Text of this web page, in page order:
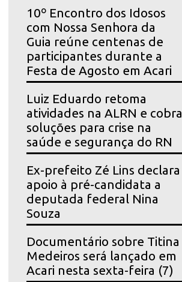
10º Encontro dos Idosos
com Nossa Senhora da
Guia reúne centenas de
participantes durante a
Festa de Agosto em Acari
Luiz Eduardo retoma
atividades na ALRN e cobra
soluções para crise na
saúde e segurança do RN
Ex-prefeito Zé Lins declara
apoio à pré-candidata a
deputada federal Nina
Souza
Documentário sobre Titina
Medeiros será lançado em
Acari nesta sexta-feira (7)